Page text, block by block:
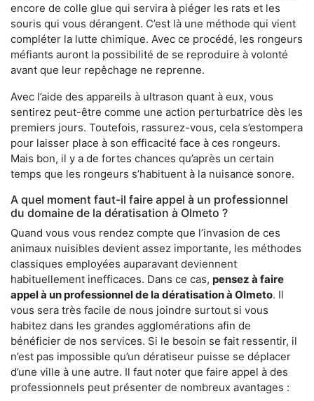
encore de colle glue qui servira à piéger les rats et les
souris qui vous dérangent. C’est là une méthode qui vient
compléter la lutte chimique. Avec ce procédé, les rongeurs
méfiants auront la possibilité de se reproduire à volonté
avant que leur repêchage ne reprenne.
Avec l’aide des appareils à ultrason quant à eux, vous
sentirez peut-être comme une action perturbatrice dès les
premiers jours. Toutefois, rassurez-vous, cela s’estompera
pour laisser place à son efficacité face à ces rongeurs.
Mais bon, il y a de fortes chances qu’après un certain
temps que les rongeurs s’habituent à la nuisance sonore.
A quel moment faut-il faire appel à un professionnel
du domaine de la dératisation à Olmeto ?
Quand vous vous rendez compte que l’invasion de ces
animaux nuisibles devient assez importante, les méthodes
classiques employées auparavant deviennent
habituellement inefficaces. Dans ce cas, pensez à faire
appel à un professionnel de la dératisation à Olmeto. Il
vous sera très facile de nous joindre surtout si vous
habitez dans les grandes agglomérations afin de
bénéficier de nos services. Si le besoin se fait ressentir, il
n’est pas impossible qu’un dératiseur puisse se déplacer
d’une ville à une autre. Il faut noter que faire appel à des
professionnels peut présenter de nombreux avantages :